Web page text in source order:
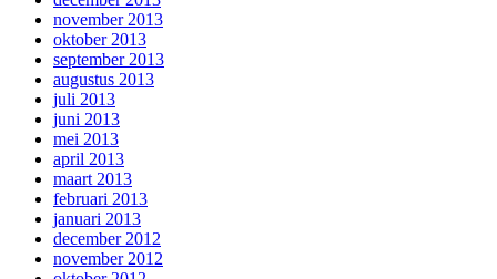
november 2013
oktober 2013
september 2013
augustus 2013
juli 2013
juni 2013
mei 2013
april 2013
maart 2013
februari 2013
januari 2013
december 2012
november 2012